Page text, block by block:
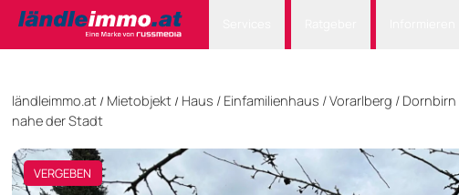
ländleimmo.at / Mietobjekt / Haus / Einfamilienhaus /Vorarlberg / Dornbirn
nahe der Stadt
VERGEBEN